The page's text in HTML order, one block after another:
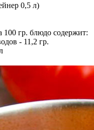
0,5 л)
100 гр. блюдо содержит:
- 11,2 гр.